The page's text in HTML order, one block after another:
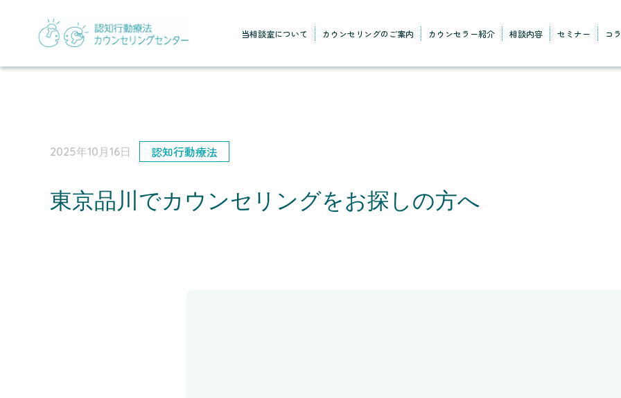
当相談室について カウンセリングのご案内 カウンセラー紹介 相談内容 セミナー コ
2025年10月16日 認知行動療法
東京品川でカウンセリングをお探しの方へ